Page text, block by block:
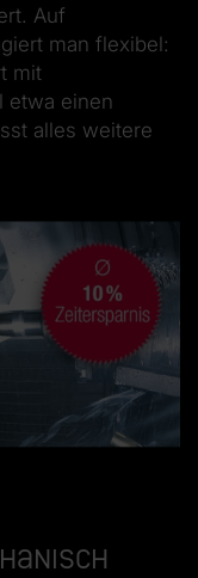
Auf
man flexibel:
mit
etwa einen
alles weitere